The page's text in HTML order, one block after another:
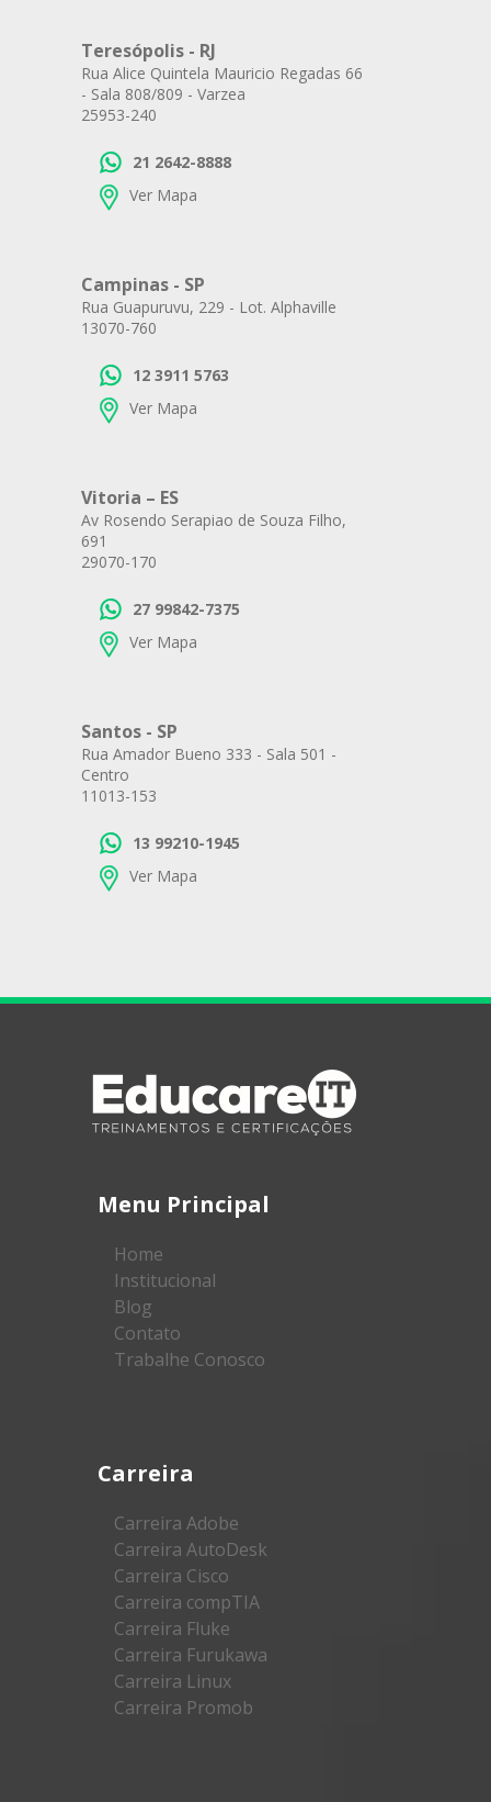
Teresópolis - RJ
Rua Alice Quintela Mauricio Regadas 66
- Sala 808/809 - Varzea
25953-240
21 2642-8888
Ver Mapa
Campinas - SP
Rua Guapuruvu, 229 - Lot. Alphaville
13070-760
12 3911 5763
Ver Mapa
Vitoria – ES
Av Rosendo Serapiao de Souza Filho,
691
29070-170
27 99842-7375
Ver Mapa
Santos - SP
Rua Amador Bueno 333 - Sala 501 -
Centro
11013-153
13 99210-1945
Ver Mapa
Menu Principal
Home
Institucional
Blog
Contato
Trabalhe Conosco
Carreira
Carreira Adobe
Carreira AutoDesk
Carreira Cisco
Carreira compTIA
Carreira Fluke
Carreira Furukawa
Carreira Linux
Carreira Promob